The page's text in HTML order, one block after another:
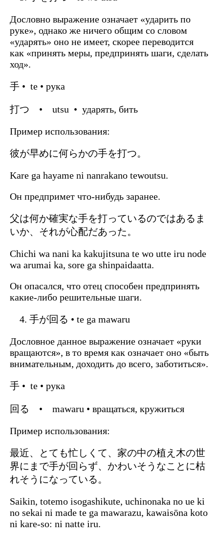
Дословно выражение означает «ударить по
руке», однако же ничего общим со словом
«ударять» оно не имеет, скорее переводится
как «принять меры, предпринять шаги, сделать
ход».
手 • te • рука
打つ • utsu • ударять, бить
Пример использования:
彼が早めに何らかの手を打つ。
Kare ga hayame ni nanrakano tewoutsu.
Он предпримет что-нибудь заранее.
父は何か確実な手を打っているのではあるま
いか、それが心配だあった。
Chichi wa nani ka kakujitsuna te wo utte iru node
wa arumai ka, sore ga shinpaidaatta.
Он опасался, что отец способен предпринять
какие-либо решительные шаги.
手が回る • te ga mawaru
Дословное данное выражение означает «руки
вращаются», в то время как означает оно «быть
внимательным, доходить до всего, заботиться».
手 • te • рука
回る • mawaru • вращаться, кружиться
Пример использования:
最近、とても忙しくて、家の中の植え木の世
界にまで手が回らず、かわいそうなことに枯
れそうになっている。
Saikin, totemo isogashikute, uchinonaka no ue ki
no sekai ni made te ga mawarazu, kawaisōna koto
ni kare-so: ni natte iru.